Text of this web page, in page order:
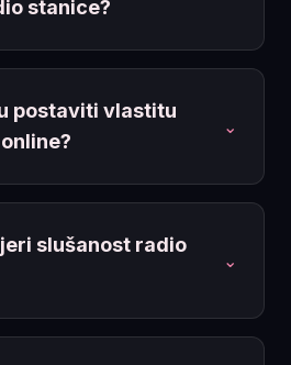
stanice?
postaviti vlastitu
⌄
slušanost radio
⌄